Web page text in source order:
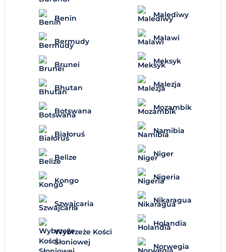
Benin
Bermudy
Brunei
Bhutan
Botswana
Białoruś
Belize
Kongo
Szwajcaria
Wybrzeże Kości
Słoniowej
Malediwy
Malawi
Meksyk
Malezja
Mozambik
Namibia
Niger
Nigeria
Nikaragua
Holandia
Norwegia